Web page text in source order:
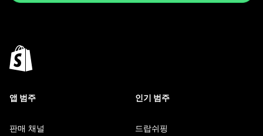
앱 범주
판매 채널
인기 범주
드랍쉬핑